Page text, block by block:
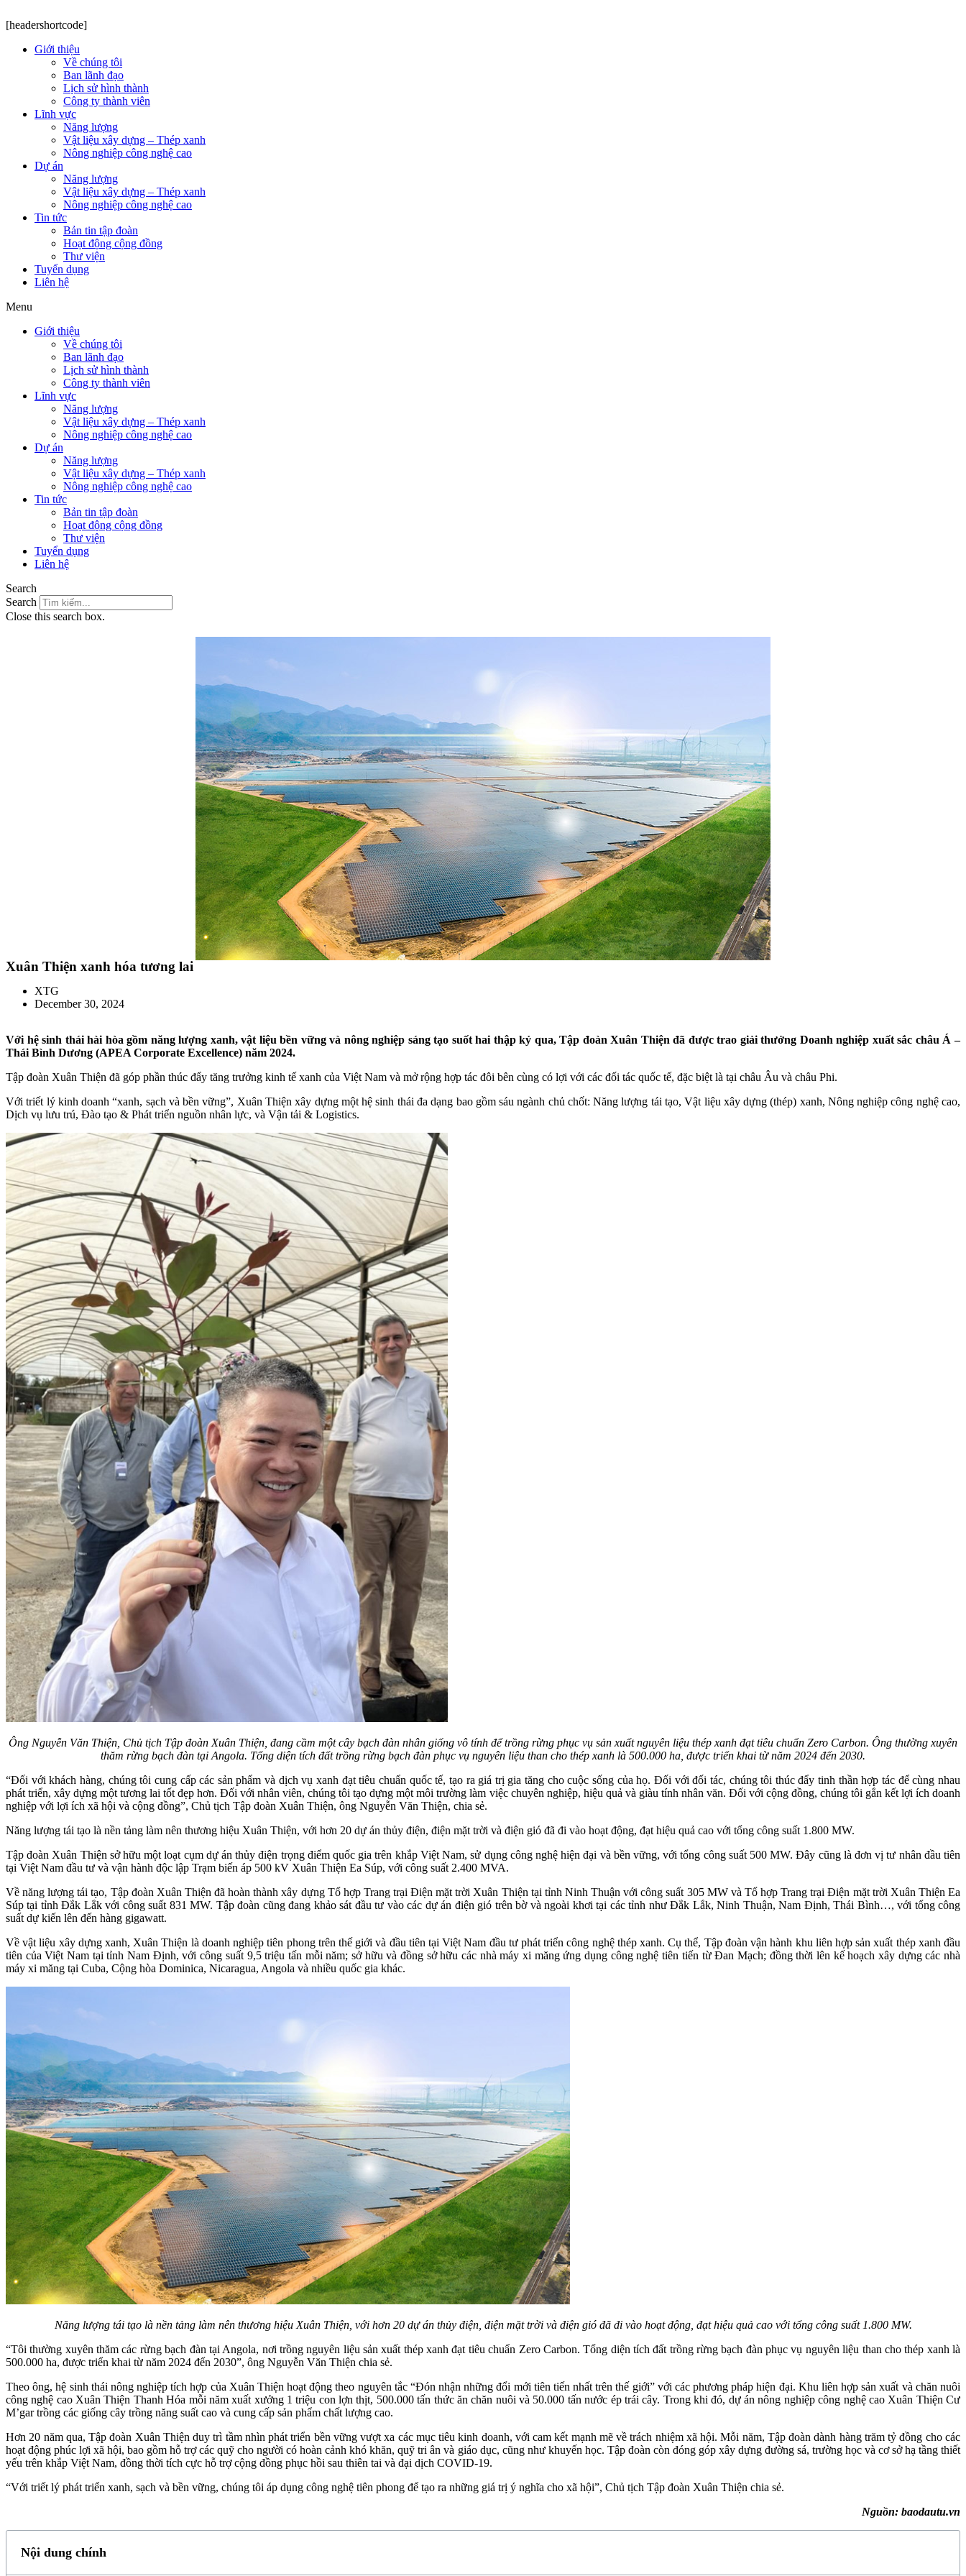
[headershortcode]
Giới thiệu
Về chúng tôi
Ban lãnh đạo
Lịch sử hình thành
Công ty thành viên
Lĩnh vực
Năng lượng
Vật liệu xây dựng – Thép xanh
Nông nghiệp công nghệ cao
Dự án
Năng lượng
Vật liệu xây dựng – Thép xanh
Nông nghiệp công nghệ cao
Tin tức
Bản tin tập đoàn
Hoạt động cộng đồng
Thư viện
Tuyển dụng
Liên hệ
Menu
Giới thiệu
Về chúng tôi
Ban lãnh đạo
Lịch sử hình thành
Công ty thành viên
Lĩnh vực
Năng lượng
Vật liệu xây dựng – Thép xanh
Nông nghiệp công nghệ cao
Dự án
Năng lượng
Vật liệu xây dựng – Thép xanh
Nông nghiệp công nghệ cao
Tin tức
Bản tin tập đoàn
Hoạt động cộng đồng
Thư viện
Tuyển dụng
Liên hệ
Search
Search
Close this search box.
Xuân Thiện xanh hóa tương lai
XTG
December 30, 2024
Với hệ sinh thái hài hòa gồm năng lượng xanh, vật liệu bền vững và nông nghiệp sáng tạo suốt hai thập kỷ qua, Tập đoàn Xuân Thiện đã được trao giải thưởng Doanh nghiệp xuất sắc châu Á –
Thái Bình Dương (APEA Corporate Excellence) năm 2024.
Tập đoàn Xuân Thiện đã góp phần thúc đẩy tăng trưởng kinh tế xanh của Việt Nam và mở rộng hợp tác đôi bên cùng có lợi với các đối tác quốc tế, đặc biệt là tại châu Âu và châu Phi.
Với triết lý kinh doanh “xanh, sạch và bền vững”, Xuân Thiện xây dựng một hệ sinh thái đa dạng bao gồm sáu ngành chủ chốt: Năng lượng tái tạo, Vật liệu xây dựng (thép) xanh, Nông nghiệp công nghệ cao,
Dịch vụ lưu trú, Đào tạo & Phát triển nguồn nhân lực, và Vận tải & Logistics.
Ông Nguyễn Văn Thiện, Chủ tịch Tập đoàn Xuân Thiện, đang cầm một cây bạch đàn nhân giống vô tính để trồng rừng phục vụ sản xuất nguyên liệu thép xanh đạt tiêu chuẩn Zero Carbon. Ông thường xuyên
thăm rừng bạch đàn tại Angola. Tổng diện tích đất trồng rừng bạch đàn phục vụ nguyên liệu than cho thép xanh là 500.000 ha, được triển khai từ năm 2024 đến 2030.
“Đối với khách hàng, chúng tôi cung cấp các sản phẩm và dịch vụ xanh đạt tiêu chuẩn quốc tế, tạo ra giá trị gia tăng cho cuộc sống của họ. Đối với đối tác, chúng tôi thúc đẩy tinh thần hợp tác để cùng nhau
phát triển, xây dựng một tương lai tốt đẹp hơn. Đối với nhân viên, chúng tôi tạo dựng một môi trường làm việc chuyên nghiệp, hiệu quả và giàu tính nhân văn. Đối với cộng đồng, chúng tôi gắn kết lợi ích doanh
nghiệp với lợi ích xã hội và cộng đồng”, Chủ tịch Tập đoàn Xuân Thiện, ông Nguyễn Văn Thiện, chia sẻ.
Năng lượng tái tạo là nền tảng làm nên thương hiệu Xuân Thiện, với hơn 20 dự án thủy điện, điện mặt trời và điện gió đã đi vào hoạt động, đạt hiệu quả cao với tổng công suất 1.800 MW.
Tập đoàn Xuân Thiện sở hữu một loạt cụm dự án thủy điện trọng điểm quốc gia trên khắp Việt Nam, sử dụng công nghệ hiện đại và bền vững, với tổng công suất 500 MW. Đây cũng là đơn vị tư nhân đầu tiên
tại Việt Nam đầu tư và vận hành độc lập Trạm biến áp 500 kV Xuân Thiện Ea Súp, với công suất 2.400 MVA.
Về năng lượng tái tạo, Tập đoàn Xuân Thiện đã hoàn thành xây dựng Tổ hợp Trang trại Điện mặt trời Xuân Thiện tại tỉnh Ninh Thuận với công suất 305 MW và Tổ hợp Trang trại Điện mặt trời Xuân Thiện Ea
Súp tại tỉnh Đắk Lắk với công suất 831 MW. Tập đoàn cũng đang khảo sát đầu tư vào các dự án điện gió trên bờ và ngoài khơi tại các tỉnh như Đắk Lắk, Ninh Thuận, Nam Định, Thái Bình…, với tổng công
suất dự kiến lên đến hàng gigawatt.
Về vật liệu xây dựng xanh, Xuân Thiện là doanh nghiệp tiên phong trên thế giới và đầu tiên tại Việt Nam đầu tư phát triển công nghệ thép xanh. Cụ thể, Tập đoàn vận hành khu liên hợp sản xuất thép xanh đầu
tiên của Việt Nam tại tỉnh Nam Định, với công suất 9,5 triệu tấn mỗi năm; sở hữu và đồng sở hữu các nhà máy xi măng ứng dụng công nghệ tiên tiến từ Đan Mạch; đồng thời lên kế hoạch xây dựng các nhà
máy xi măng tại Cuba, Cộng hòa Dominica, Nicaragua, Angola và nhiều quốc gia khác.
Năng lượng tái tạo là nền tảng làm nên thương hiệu Xuân Thiện, với hơn 20 dự án thủy điện, điện mặt trời và điện gió đã đi vào hoạt động, đạt hiệu quả cao với tổng công suất 1.800 MW.
“Tôi thường xuyên thăm các rừng bạch đàn tại Angola, nơi trồng nguyên liệu sản xuất thép xanh đạt tiêu chuẩn Zero Carbon. Tổng diện tích đất trồng rừng bạch đàn phục vụ nguyên liệu than cho thép xanh là
500.000 ha, được triển khai từ năm 2024 đến 2030”, ông Nguyễn Văn Thiện chia sẻ.
Theo ông, hệ sinh thái nông nghiệp tích hợp của Xuân Thiện hoạt động theo nguyên tắc “Đón nhận những đổi mới tiên tiến nhất trên thế giới” với các phương pháp hiện đại. Khu liên hợp sản xuất và chăn nuôi
công nghệ cao Xuân Thiện Thanh Hóa mỗi năm xuất xưởng 1 triệu con lợn thịt, 500.000 tấn thức ăn chăn nuôi và 50.000 tấn nước ép trái cây. Trong khi đó, dự án nông nghiệp công nghệ cao Xuân Thiện Cư
M’gar trồng các giống cây trồng năng suất cao và cung cấp sản phẩm chất lượng cao.
Hơn 20 năm qua, Tập đoàn Xuân Thiện duy trì tầm nhìn phát triển bền vững vượt xa các mục tiêu kinh doanh, với cam kết mạnh mẽ về trách nhiệm xã hội. Mỗi năm, Tập đoàn dành hàng trăm tỷ đồng cho các
hoạt động phúc lợi xã hội, bao gồm hỗ trợ các quỹ cho người có hoàn cảnh khó khăn, quỹ tri ân và giáo dục, cũng như khuyến học. Tập đoàn còn đóng góp xây dựng đường sá, trường học và cơ sở hạ tầng thiết
yếu trên khắp Việt Nam, đồng thời tích cực hỗ trợ cộng đồng phục hồi sau thiên tai và đại dịch COVID-19.
“Với triết lý phát triển xanh, sạch và bền vững, chúng tôi áp dụng công nghệ tiên phong để tạo ra những giá trị ý nghĩa cho xã hội”, Chủ tịch Tập đoàn Xuân Thiện chia sẻ.
Nguồn: baodautu.vn
Nội dung chính